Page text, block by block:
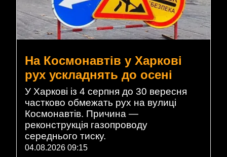
На Космонавтів у Харкові
рух ускладнять до осені
У Харкові із 4 серпня до 30 вересня
частково обмежать рух на вулиці
Космонавтів. Причина —
реконструкція газопроводу
середнього тиску.
04.08.2026 09:15